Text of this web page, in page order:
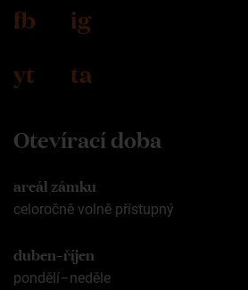
fb
ig
yt
ta
Otevírací doba
areál zámku
celoročně volně přístupný
duben–říjen
pondělí–neděle